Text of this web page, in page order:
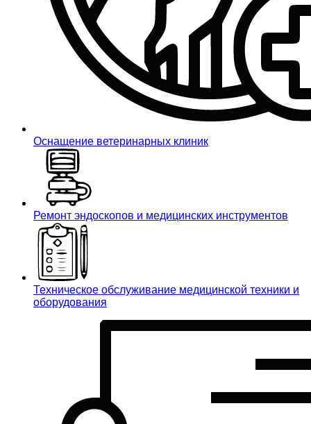
Оснащение ветеринарных клиник
Ремонт эндоскопов и медицинских инструментов
Техническое обслуживание медицинской техники и
оборудования